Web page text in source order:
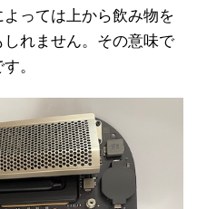
っては上から飲み物を
れません。その意味で
。